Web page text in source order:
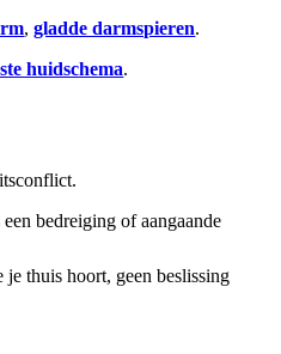
,gladde darmspieren.
huidschema.
bedreiging of aangaande
thuis hoort, geen beslissing